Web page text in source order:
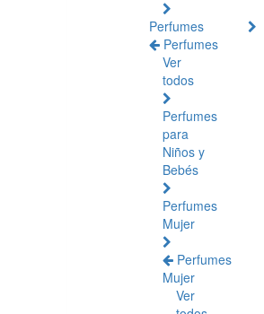
Perfumes
Perfumes
Ver
todos
Perfumes
para
Niños y
Bebés
Perfumes
Mujer
Perfumes
Mujer
Ver